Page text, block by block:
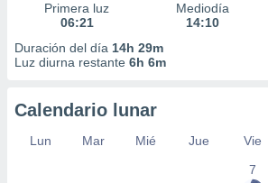
Primera luz
06:21
Mediodía
14:10
Duración del día 14h 29m
Luz diurna restante 6h 6m
Calendario lunar
Lun Mar Mié Jue Vie
7